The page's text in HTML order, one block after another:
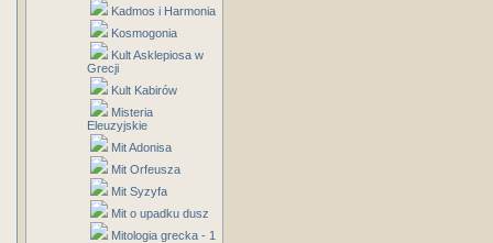
Kadmos i Harmonia
Kosmogonia
Kult Asklepiosa w
Grecji
Kult Kabirów
Misteria
Eleuzyjskie
Mit Adonisa
Mit Orfeusza
Mit Syzyfa
Mit o upadku dusz
Mitologia grecka - 1